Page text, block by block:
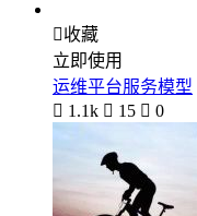
收藏
立即使用
运维平台服务模型
 1.1k  15  0